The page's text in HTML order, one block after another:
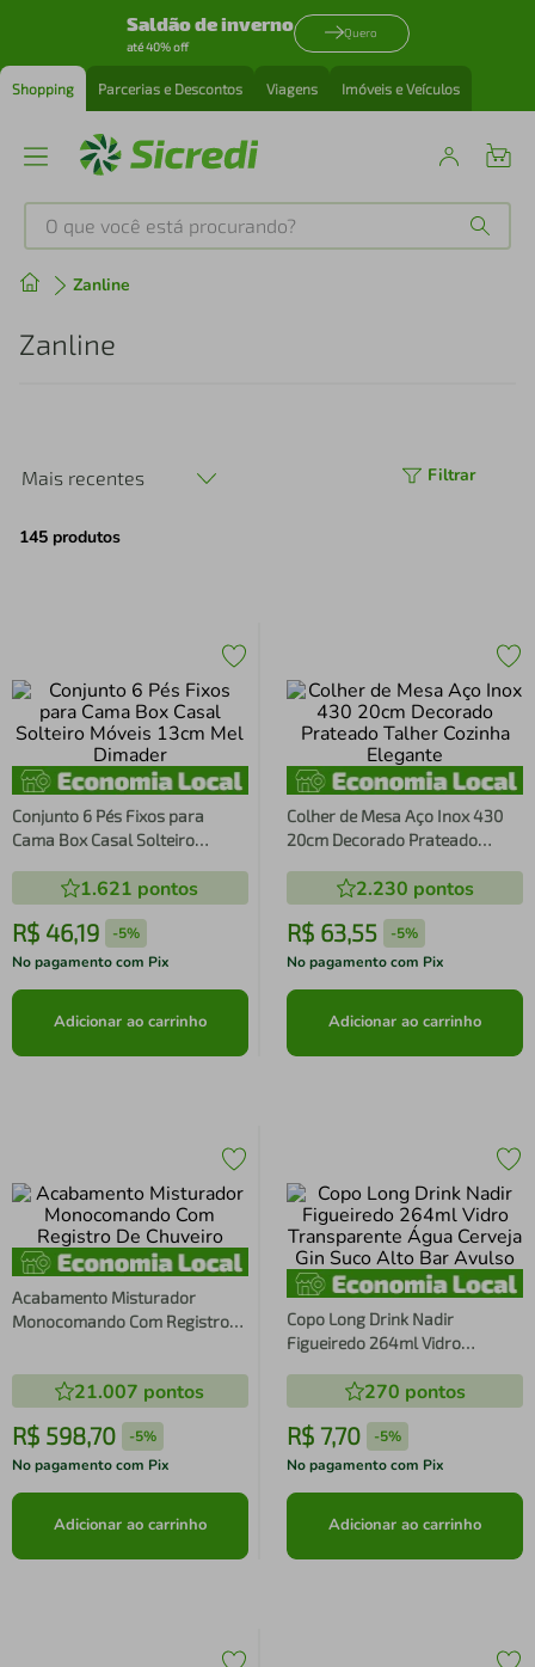
Saldão de inverno
até 40% off
Quero
Shopping Parcerias e Descontos Viagens Imóveis e Veículos
O que você está procurando?
Zanline
Zanline
Mais recentes Filtrar
145 produtos
Conjunto 6 Pés Fixos para
Cama Box Casal Solteiro
1.621 pontos
R$ 46,19 -5%
No pagamento com Pix
Adicionar ao carrinho
Colher de Mesa Aço Inox 430
20cm Decorado Prateado
2.230 pontos
R$ 63,55 -5%
No pagamento com Pix
Adicionar ao carrinho
Acabamento Misturador
Monocomando Com Registro
21.007 pontos
R$ 598,70 -5%
No pagamento com Pix
Adicionar ao carrinho
Copo Long Drink Nadir
Figueiredo 264ml Vidro
Suco Alto Bar Avulso
270 pontos
R$ 7,70 -5%
No pagamento com Pix
Adicionar ao carrinho
Produtos mais buscados
º
perfume
4º air fryer